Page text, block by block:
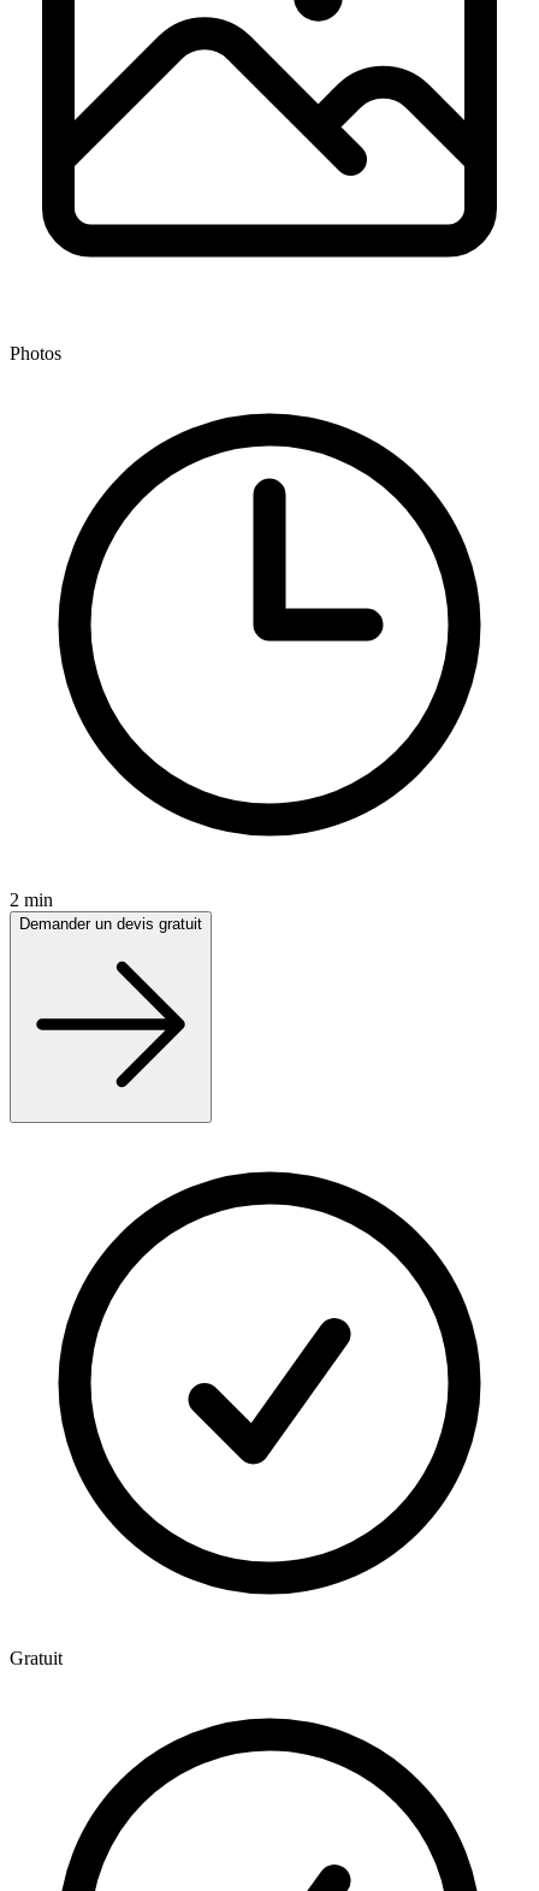
Photos
2 min
Demander un devis gratuit
Gratuit